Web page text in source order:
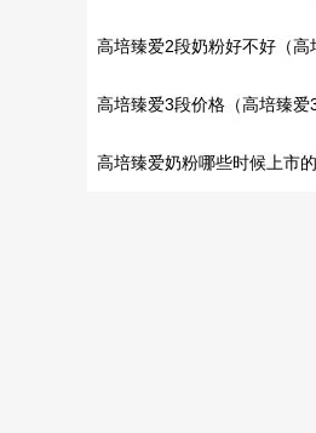
高培臻爱2段奶粉好不好（
少?）
高培臻爱3段价格（高培臻爱
高培臻爱奶粉哪些时候上市